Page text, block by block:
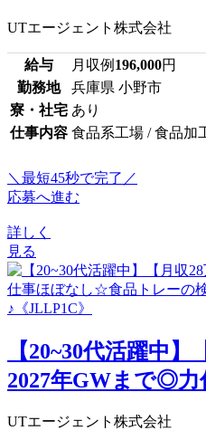
UTエージェント株式会社
給与 月収例 196,000円
勤務地
兵庫県 小野市
寮・社宅 あり
仕事内容 食品系工場 / 食品加
＼最短45秒で完了／
応募へ進む
詳しく
見る
【20~30代活躍中】
2027年GWまで◎力
UTエージェント株式会社